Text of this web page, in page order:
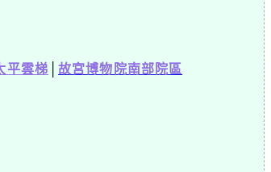
平雲梯 │故宮博物院南部院區